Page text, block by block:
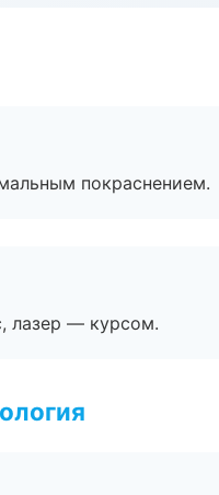
покраснением.
лазер — курсом.